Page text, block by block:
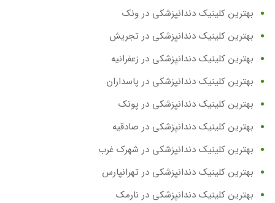
بهترین کلینیک دندانپزشکی در ونک
بهترین کلینیک دندانپزشکی در تجریش
بهترین کلینیک دندانپزشکی در زعفرانیه
بهترین کلینیک دندانپزشکی در پاسداران
بهترین کلینیک دندانپزشکی در پونک
بهترین کلینیک دندانپزشکی در صادقیه
بهترین کلینیک دندانپزشکی در شهرک غرب
بهترین کلینیک دندانپزشکی در تهرانپارس
بهترین کلینیک دندانپزشکی در نارمک